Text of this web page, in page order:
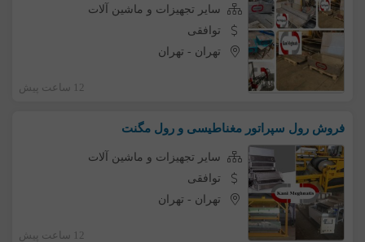
سایر تجهیزات و ماشین آلات
توافقی
تهران - تهران
12 ساعت پیش
فروش رول سپراتور مغناطیسی و رول مگنت
سایر تجهیزات و ماشین آلات
توافقی
تهران - تهران
12 ساعت پیش